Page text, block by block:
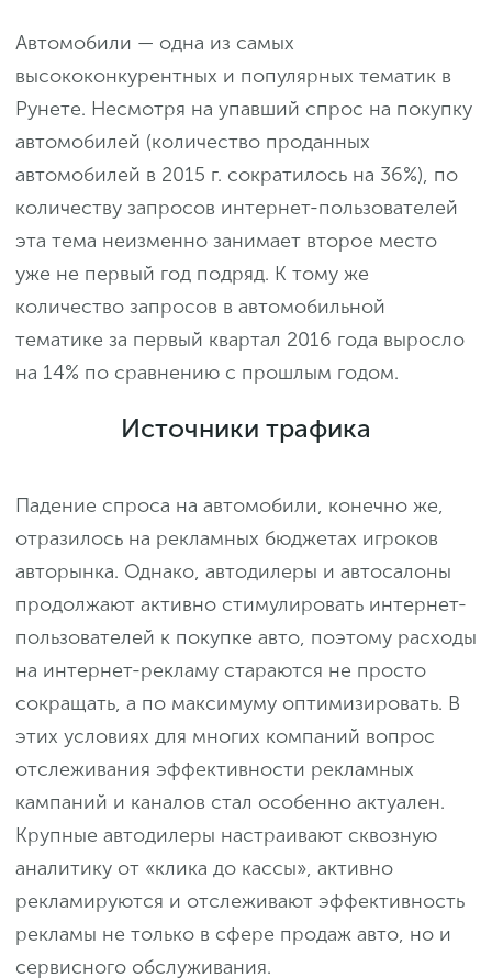
Автомобили — одна из самых
высококонкурентных и популярных тематик в
Рунете. Несмотря на упавший спрос на покупку
автомобилей (количество проданных
автомобилей в 2015 г. сократилось на 36%), по
количеству запросов интернет-пользователей
эта тема неизменно занимает второе место
уже не первый год подряд. К тому же
количество запросов в автомобильной
тематике за первый квартал 2016 года выросло
на 14% по сравнению с прошлым годом.
Источники трафика
Падение спроса на автомобили, конечно же,
отразилось на рекламных бюджетах игроков
авторынка. Однако, автодилеры и автосалоны
продолжают активно стимулировать интернет-
пользователей к покупке авто, поэтому расходы
на интернет-рекламу стараются не просто
сокращать, а по максимуму оптимизировать. В
этих условиях для многих компаний вопрос
отслеживания эффективности рекламных
кампаний и каналов стал особенно актуален.
Крупные автодилеры настраивают сквозную
аналитику от «клика до кассы», активно
рекламируются и отслеживают эффективность
рекламы не только в сфере продаж авто, но и
сервисного обслуживания.